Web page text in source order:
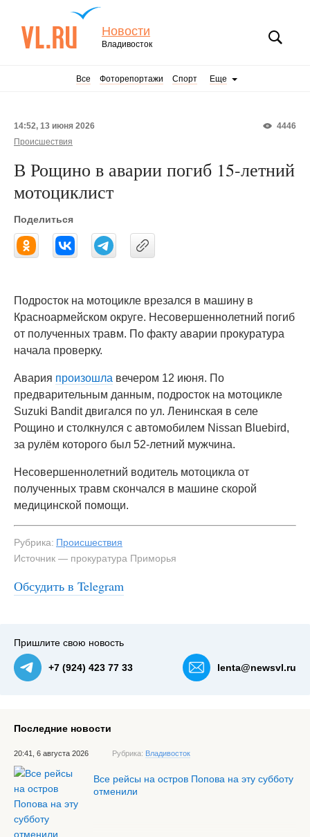
Новости
Владивосток
Все Фоторепортажи Спорт Еще
4446
14:52, 13 июня 2026
Происшествия
В Рощино в аварии погиб 15-летний
мотоциклист
Поделиться
Подросток на мотоцикле врезался в машину в
Красноармейском округе. Несовершеннолетний погиб
от полученных травм. По факту аварии прокуратура
начала проверку.
Авария произошла вечером 12 июня. По
предварительным данным, подросток на мотоцикле
Suzuki Bandit двигался по ул. Ленинская в селе
Рощино и столкнулся с автомобилем Nissan Bluebird,
за рулём которого был 52-летний мужчина.
Несовершеннолетний водитель мотоцикла от
полученных травм скончался в машине скорой
медицинской помощи.
Рубрика: Происшествия
Источник — прокуратура Приморья
Обсудить в Telegram
#2
Пришлите свою новость
+7 (924) 423 77 33 lenta@newsvl.ru
Последние новости
20:41, 6 августа 2026 Рубрика: Владивосток
Все рейсы на остров Попова на эту субботу
отменили